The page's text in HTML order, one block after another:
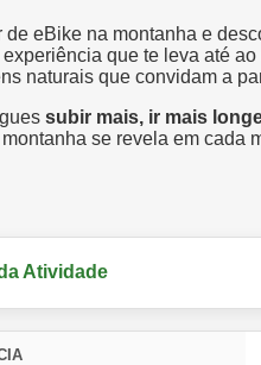
eBike na montanha e
que te leva até
naturais que convidam a
subir mais, ir mais
se revela em cada
Atividade